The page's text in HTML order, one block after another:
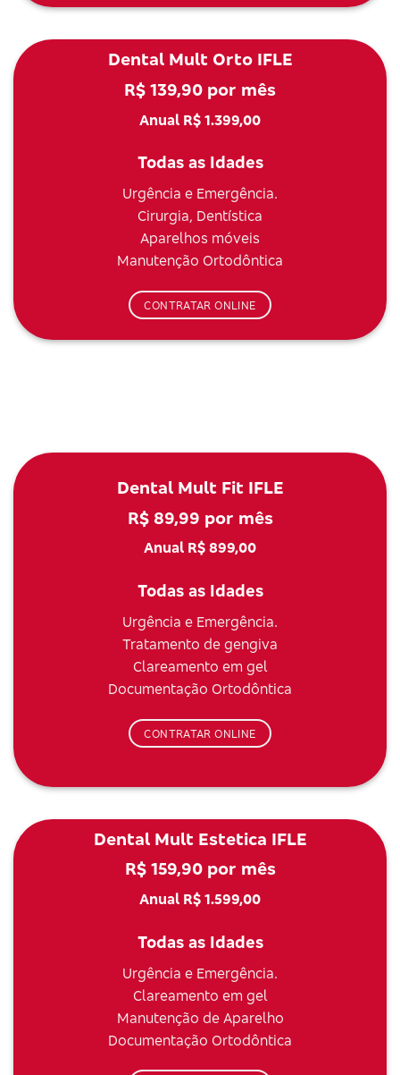
Dental Mult Orto IFLE
R$ 139,90 por mês
Anual R$ 1.399,00
Todas as Idades
Urgência e Emergência.
Cirurgia, Dentística
Aparelhos móveis
Manutenção Ortodôntica
CONTRATAR ONLINE
Dental Mult Fit IFLE
R$ 89,99 por mês
Anual R$ 899,00
Todas as Idades
Urgência e Emergência.
Tratamento de gengiva
Clareamento em gel
Documentação Ortodôntica
CONTRATAR ONLINE
Dental Mult Estetica IFLE
R$ 159,90 por mês
Anual R$ 1.599,00
Todas as Idades
Urgência e Emergência.
Clareamento em gel
Manutenção de Aparelho
Documentação Ortodôntica